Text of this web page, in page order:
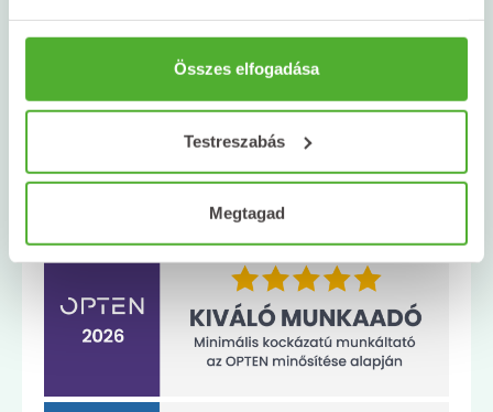
Összes elfogadása
Testreszabás
Megtagad